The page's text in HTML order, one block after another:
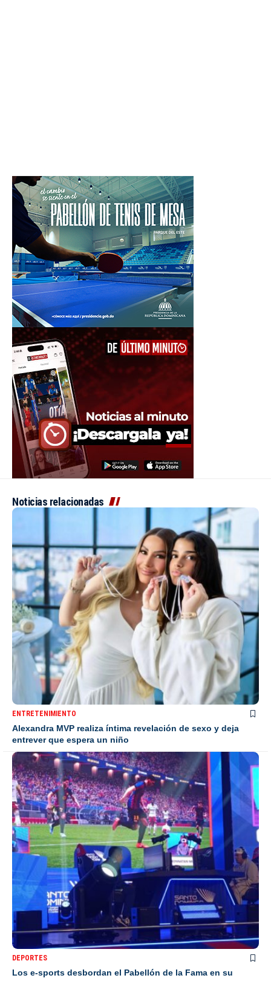
Noticias relacionadas
ENTRETENIMIENTO
Alexandra MVP realiza íntima revelación de sexo y deja
entrever que espera un niño
DEPORTES
Los e-sports desbordan el Pabellón de la Fama en su